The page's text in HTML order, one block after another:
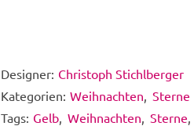
Designer: Christoph Stichlberger
Kategorien: Weihnachten
Sterne
Tags: Gelb Weihnachten Sterne